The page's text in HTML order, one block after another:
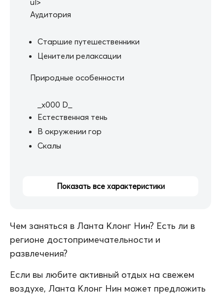
Аудитория
Старшие путешественники
Ценители релаксации
Природные особенности
_x000 D_
Естественная тень
В окружении гор
Скалы
Показать все характеристики
Чем заняться в Ланта Клонг Нин? Есть ли в
регионе достопримечательности и
развлечения?
Если вы любите активный отдых на свежем
воздухе, Ланта Клонг Нин может предложить